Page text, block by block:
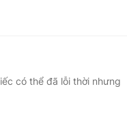
có thể đã lỗi thời nhưng